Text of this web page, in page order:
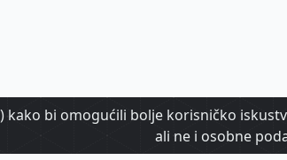
bi omogućili bolje korisničko
ali ne i osobne